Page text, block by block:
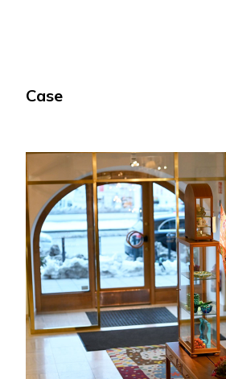
Milvent
Optimal Ventilation
OTK
Pemi
Ravcon
SB Solutions
Case